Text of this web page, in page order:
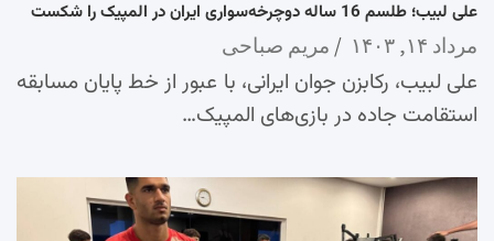
علی لبیب؛ طلسم 16 ساله دوچرخه‌سواری ایران در المپیک را شکست
مرداد ۱۴, ۱۴۰۳ مریم صباحی
علی لبیب، رکابزن جوان ایرانی، با عبور از خط پایان مسابقه
استقامت جاده در بازی‌های المپیک…